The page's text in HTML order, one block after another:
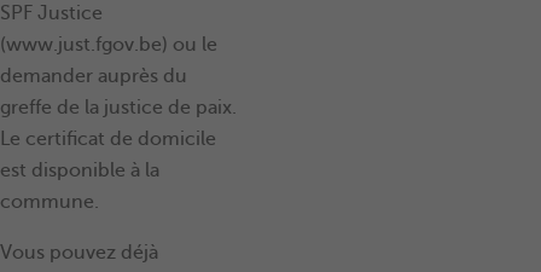
SPF Justice
(www.just.fgov.be) ou le
demander auprès du
greffe de la justice de paix.
Le certificat de domicile
est disponible à la
commune.
Vous pouvez déjà